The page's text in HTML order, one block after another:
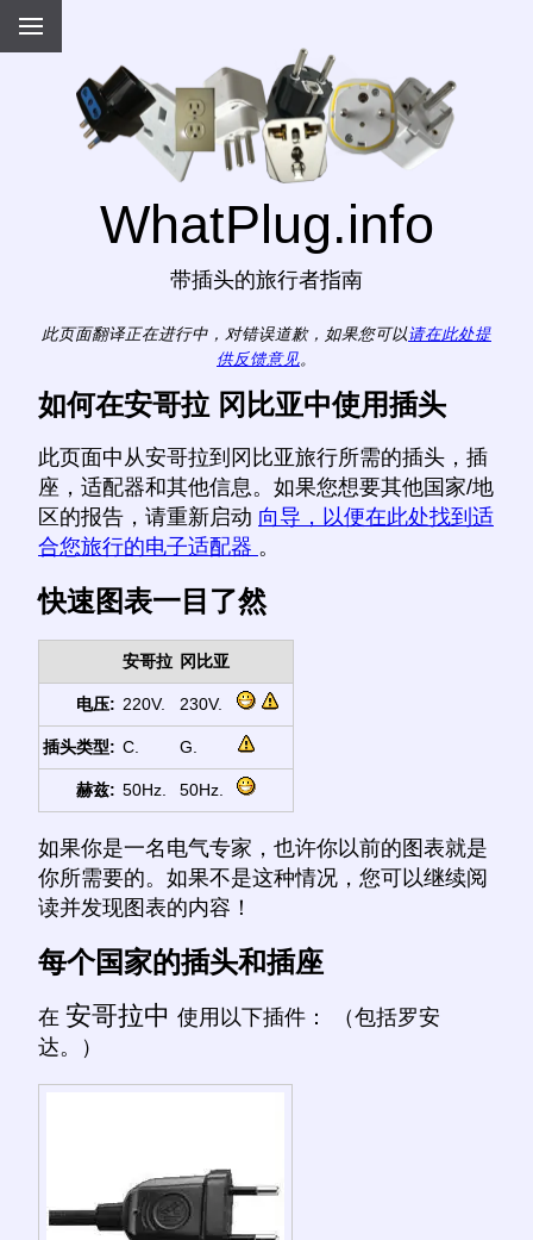
WhatPlug.info
带插头的旅行者指南
此页面翻译正在进行中，对错误道歉，如果您可以请在此处提
供反馈意见。
如何在安哥拉 冈比亚中使用插头
此页面中从安哥拉到冈比亚旅行所需的插头，插
座，适配器和其他信息。如果您想要其他国家/地
区的报告，请重新启动 向导，以便在此处找到适
合您旅行的电子适配器 。
快速图表一目了然
安哥拉 冈比亚
电压: 220V. 230V.
插头类型: C. G.
赫兹: 50Hz. 50Hz.
如果你是一名电气专家，也许你以前的图表就是
你所需要的。如果不是这种情况，您可以继续阅
读并发现图表的内容！
每个国家的插头和插座
在 安哥拉中 使用以下插件： （包括罗安
达。）